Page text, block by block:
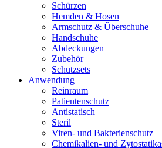
Schürzen
Hemden & Hosen
Armschutz & Überschuhe
Handschuhe
Abdeckungen
Zubehör
Schutzsets
Anwendung
Reinraum
Patientenschutz
Antistatisch
Steril
Viren- und Bakterienschutz
Chemikalien- und